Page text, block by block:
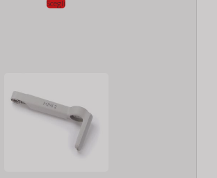
Scegli